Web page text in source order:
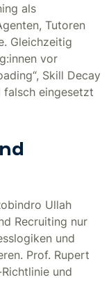
als
Tutoren
Gleichzeitig
vor
Skill Decay
falsch eingesetzt
Ullah
Recruiting nur
und
Prof. Rupert
und